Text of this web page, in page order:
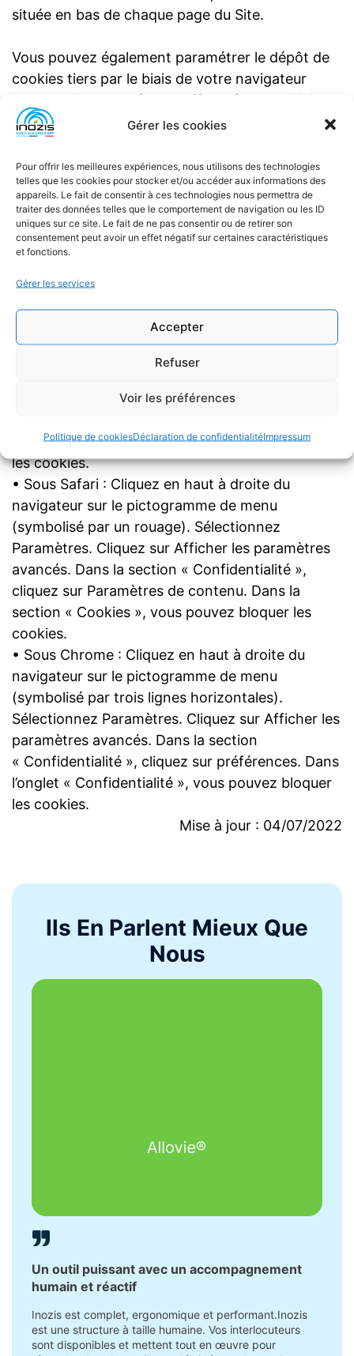
Gérer les cookies
Pour offrir les meilleures expériences, nous utilisons des technologies
telles que les cookies pour stocker et/ou accéder aux informations des
appareils. Le fait de consentir à ces technologies nous permettra de
traiter des données telles que le comportement de navigation ou les ID
uniques sur ce site. Le fait de ne pas consentir ou de retirer son
consentement peut avoir un effet négatif sur certaines caractéristiques
et fonctions.
Gérer les services
Accepter
Refuser
Voir les préférences
Politique de cookiesDéclaration de confidentialitéImpressum
située en bas de chaque page du Site.
Vous pouvez également paramétrer le dépôt de
cookies tiers par le biais de votre navigateur
Internet. Le paramétrage effectué par ce biais
est également modifiable à tout moment. En
peut configurer son ordinateur de la manière
suivante, pour refuser l’installation des cookies :
• Sous Internet Explorer : onglet outil
(pictogramme en forme de rouage en haut à
Confidentialité et choisissez Bloquer tous les
cookies. Validez sur Ok.
• Sous Firefox : en haut de la fenêtre du
navigateur, cliquez sur le bouton Firefox, puis
privée. Paramétrez les Règles de conservation
l’historique. Enfin décochez-la pour désactiver
les cookies.
• Sous Safari : Cliquez en haut à droite du
navigateur sur le pictogramme de menu
(symbolisé par un rouage). Sélectionnez
Paramètres. Cliquez sur Afficher les paramètres
avancés. Dans la section « Confidentialité »,
cliquez sur Paramètres de contenu. Dans la
section « Cookies », vous pouvez bloquer les
cookies.
• Sous Chrome : Cliquez en haut à droite du
navigateur sur le pictogramme de menu
(symbolisé par trois lignes horizontales).
Sélectionnez Paramètres. Cliquez sur Afficher les
paramètres avancés. Dans la section
« Confidentialité », cliquez sur préférences. Dans
l’onglet « Confidentialité », vous pouvez bloquer
les cookies.
Mise à jour : 04/07/2022
Ils En Parlent Mieux Que
Nous
Un outil puissant avec un accompagnement
humain et réactif
Inozis est complet, ergonomique et performant.Inozis
est une structure à taille humaine. Vos interlocuteurs
sont disponibles et mettent tout en œuvre pour